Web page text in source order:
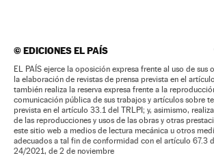
©EDICIONES EL PAÍS
EL PAÍS ejerce la oposición expresa frente al uso de sus
la elaboración de revistas de prensa prevista en el
también realiza la reserva expresa frente a la
comunicación pública de sus trabajos y artículos sobre
prevista en el artículo 33.1 del TRLPI; y, asimismo,
de las reproducciones y usos de las obras y otras
este sitio web a medios de lectura mecánica u otros
adecuados a tal fin de conformidad con el artículo 67.3
24/2021, de 2 de noviembre